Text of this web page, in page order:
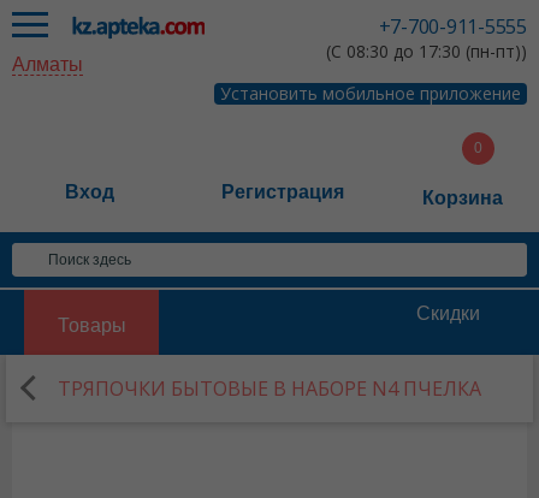
+7-700-911-5555
(С 08:30 до 17:30 (пн-пт))
Установить мобильное приложение
Алматы
Вход Регистрация Корзина
Товары
Скидки
ТРЯПОЧКИ БЫТОВЫЕ В НАБОРЕ N4 ПЧЕЛКА